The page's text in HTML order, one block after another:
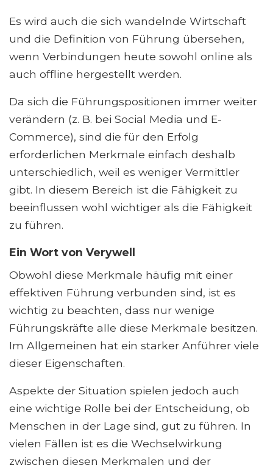
Es wird auch die sich wandelnde Wirtschaft
und die Definition von Führung übersehen,
wenn Verbindungen heute sowohl online als
auch offline hergestellt werden.
Da sich die Führungspositionen immer weiter
verändern (z. B. bei Social Media und E-
Commerce), sind die für den Erfolg
erforderlichen Merkmale einfach deshalb
unterschiedlich, weil es weniger Vermittler
gibt. In diesem Bereich ist die Fähigkeit zu
beeinflussen wohl wichtiger als die Fähigkeit
zu führen.
Ein Wort von Verywell
Obwohl diese Merkmale häufig mit einer
effektiven Führung verbunden sind, ist es
wichtig zu beachten, dass nur wenige
Führungskräfte alle diese Merkmale besitzen.
Im Allgemeinen hat ein starker Anführer viele
dieser Eigenschaften.
Aspekte der Situation spielen jedoch auch
eine wichtige Rolle bei der Entscheidung, ob
Menschen in der Lage sind, gut zu führen. In
vielen Fällen ist es die Wechselwirkung
zwischen diesen Merkmalen und der